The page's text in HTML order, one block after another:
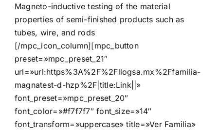
Magneto-inductive testing of the material
properties of semi-finished products such as
tubes, wire, and rods
[/mpc_icon_column][mpc_button
preset=»mpc_preset_21″
url=»url:https%3A%2F%2Fllogsa.mx%2Ffamilia-
magnatest-d-hzp%2F|title:Link||»
font_preset=»mpc_preset_20″
font_color=»#f7f7f7″ font_size=»14″
font_transform=»uppercase» title=»Ver Familia»